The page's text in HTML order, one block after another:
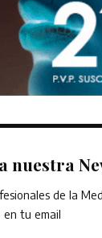
nuestra
de la
en tu email